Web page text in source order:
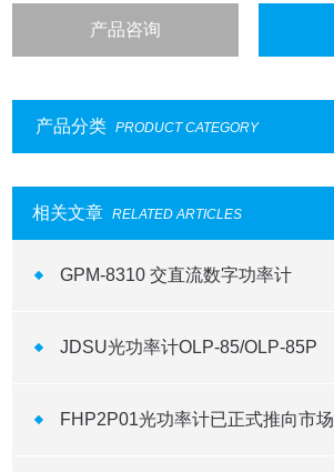
产品咨询
产品分类 PRODUCT CATEGORY
相关文章 RELATED ARTICLES
GPM-8310 交直流数字功率计
JDSU光功率计OLP-85/OLP-85P
FHP2P01光功率计已正式推向市场